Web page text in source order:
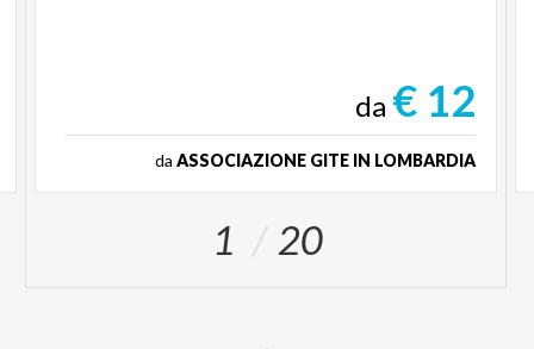
da € 12
da ASSOCIAZIONE GITE IN LOMBARDIA
1 20